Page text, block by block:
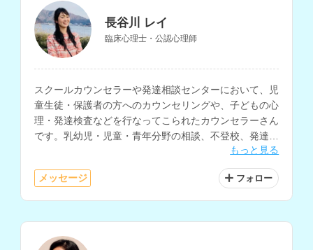
長谷川 レイ
臨床心理士・公認心理師
スクールカウンセラーや発達相談センターにおいて、児
童生徒・保護者の方へのカウンセリングや、子どもの心
理・発達検査などを行なってこられたカウンセラーさん
です。乳幼児・児童・青年分野の相談、不登校、発達障
もっと見る
メッセージ フォロー